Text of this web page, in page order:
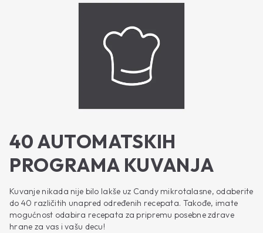
40 AUTOMATSKIH
PROGRAMA KUVANJA
Kuvanje nikada nije bilo lakše uz Candy mikrotalasne, odaberite
do 40 različitih unapred određenih recepata. Takođe, imate
mogućnost odabira recepata za pripremu posebne zdrave
hrane za vas i vašu decu!